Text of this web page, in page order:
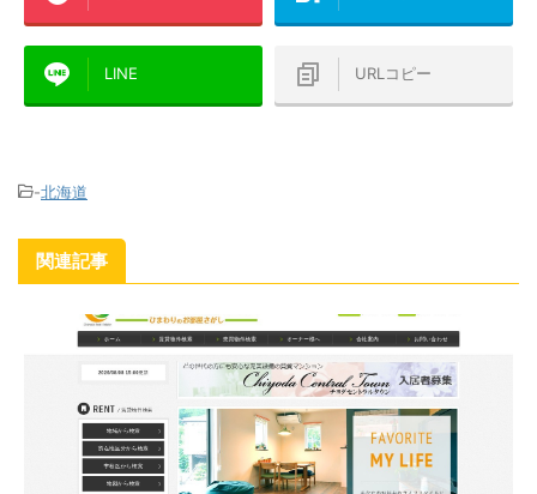
LINE URLコピー
-北海道
関連記事